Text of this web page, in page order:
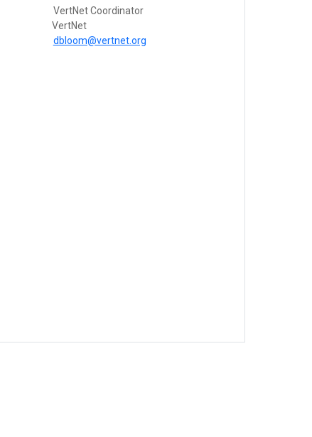
VertNet Coordinator
VertNet
dbloom@vertnet.org